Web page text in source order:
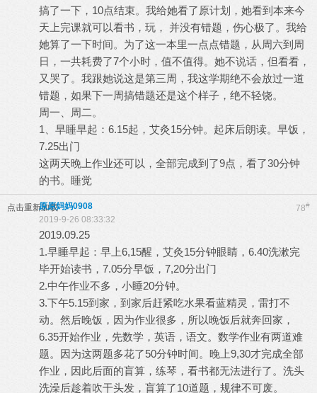
搞了一下，10点结束。我给她看了原计划，她看到本来今
天上完课就可以看书，玩， 并没有错题，伤心极了。我给
她算了一下时间。为了这一本里一点点错题，从周六到周
日，一共耗费了7个小时，值不值得。她不说话，但看看，
又哭了。我跟她说这是第三周，我这学期绝不会放过一道
错题，如果下一周搞错题还是这个样子，绝不轻饶。
周一、周二。
1、早睡早起：6.15起，艾灸15分钟。起床后朗读。早饭，
7.25出门
这两天晚上作业还可以，全部完成到了9点，看了30分钟
的书。睡觉
点击重新加载 78#
原原妈妈0908
2019-9-26 08:33:32
2019.09.25
1.早睡早起：早上6,15醒，艾灸15分钟眼睛，6.40洗漱完
毕开始读书，7.05分早饭，7,20分出门
2.中午作业不多，小睡20分钟。
3.下午5.15到家，到家后赶紧吃水果看蓝精灵，雷打不
动。然后晚饭，因为作业很多，所以晚饭后就奔回家，
6.35开始作业，先数学，英语，语文。数学作业有两道难
题。因为这两题多花了50分钟时间。晚上9,30才完成全部
作业，因此后面的盲算，练琴，看书都无法进行了。洗头
洗澡后趁着吹干头发，盲算了10道题，规律不可废。